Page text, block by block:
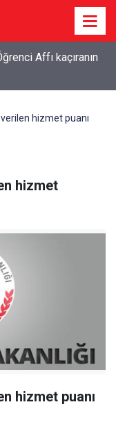
Affı kaçıranın
hizmet puanı
hizmet
hizmet puanı